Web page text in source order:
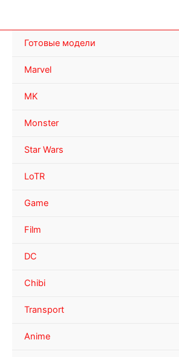
Готовые модели
Marvel
MK
Monster
Star Wars
LoTR
Game
Film
DC
Chibi
Transport
Anime